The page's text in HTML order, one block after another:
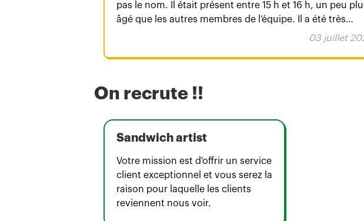
03 juillet
pas le nom. Il était présent entre 15 h et 16 h, un peu
âgé que les autres membres de l’équipe. Il a été très
reviendrai avec grand plaisir ! 🤗
On recrute !!
Sandwich artist
Votre mission est d'offrir un service
client exceptionnel et vous serez la
raison pour laquelle les clients
reviennent nous voir.